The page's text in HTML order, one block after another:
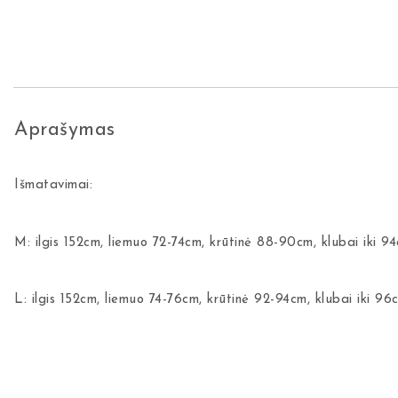
Aprašymas
Išmatavimai:
M: ilgis 152cm, liemuo 72-74cm, krūtinė 88-90cm, klubai iki
L: ilgis 152cm, liemuo 74-76cm, krūtinė 92-94cm, klubai iki